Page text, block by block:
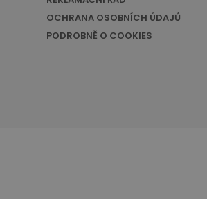
OCHRANA OSOBNÍCH ÚDAJŮ
PODROBNĚ O COOKIES